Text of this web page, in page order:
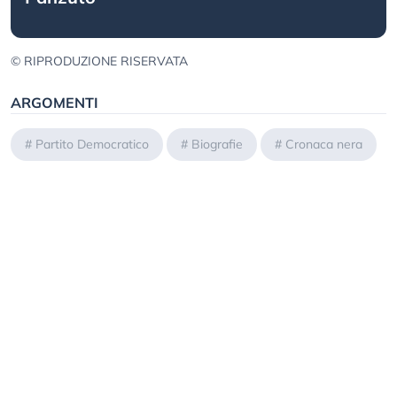
© RIPRODUZIONE RISERVATA
ARGOMENTI
# Partito Democratico # Biografie # Cronaca nera